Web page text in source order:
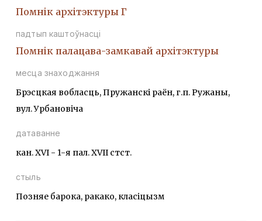
Помнiк архiтэктуры Г
падтып каштоўнасці
Помнiк палацава-замкавай архiтэктуры
месца знаходжання
Брэсцкая вобласць, Пружанскі раён, г.п. Ружаны,
вул. Урбановіча
датаванне
кан. ХVI - 1-я пал. ХVII стст.
стыль
Позняе барока, ракако, класіцызм